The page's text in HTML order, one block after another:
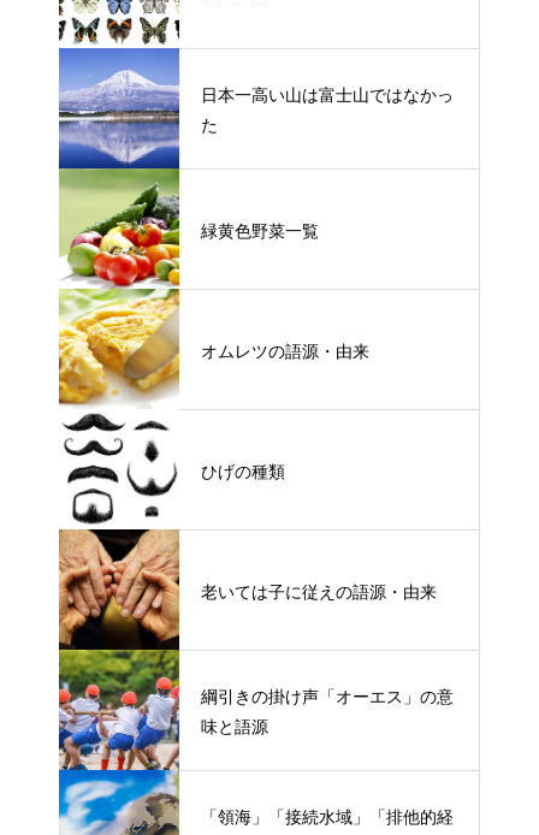
日本一高い山は富士山ではなかっ
た
緑黄色野菜一覧
オムレツの語源・由来
ひげの種類
老いては子に従えの語源・由来
綱引きの掛け声「オーエス」の意
味と語源
「領海」「接続水域」「排他的経